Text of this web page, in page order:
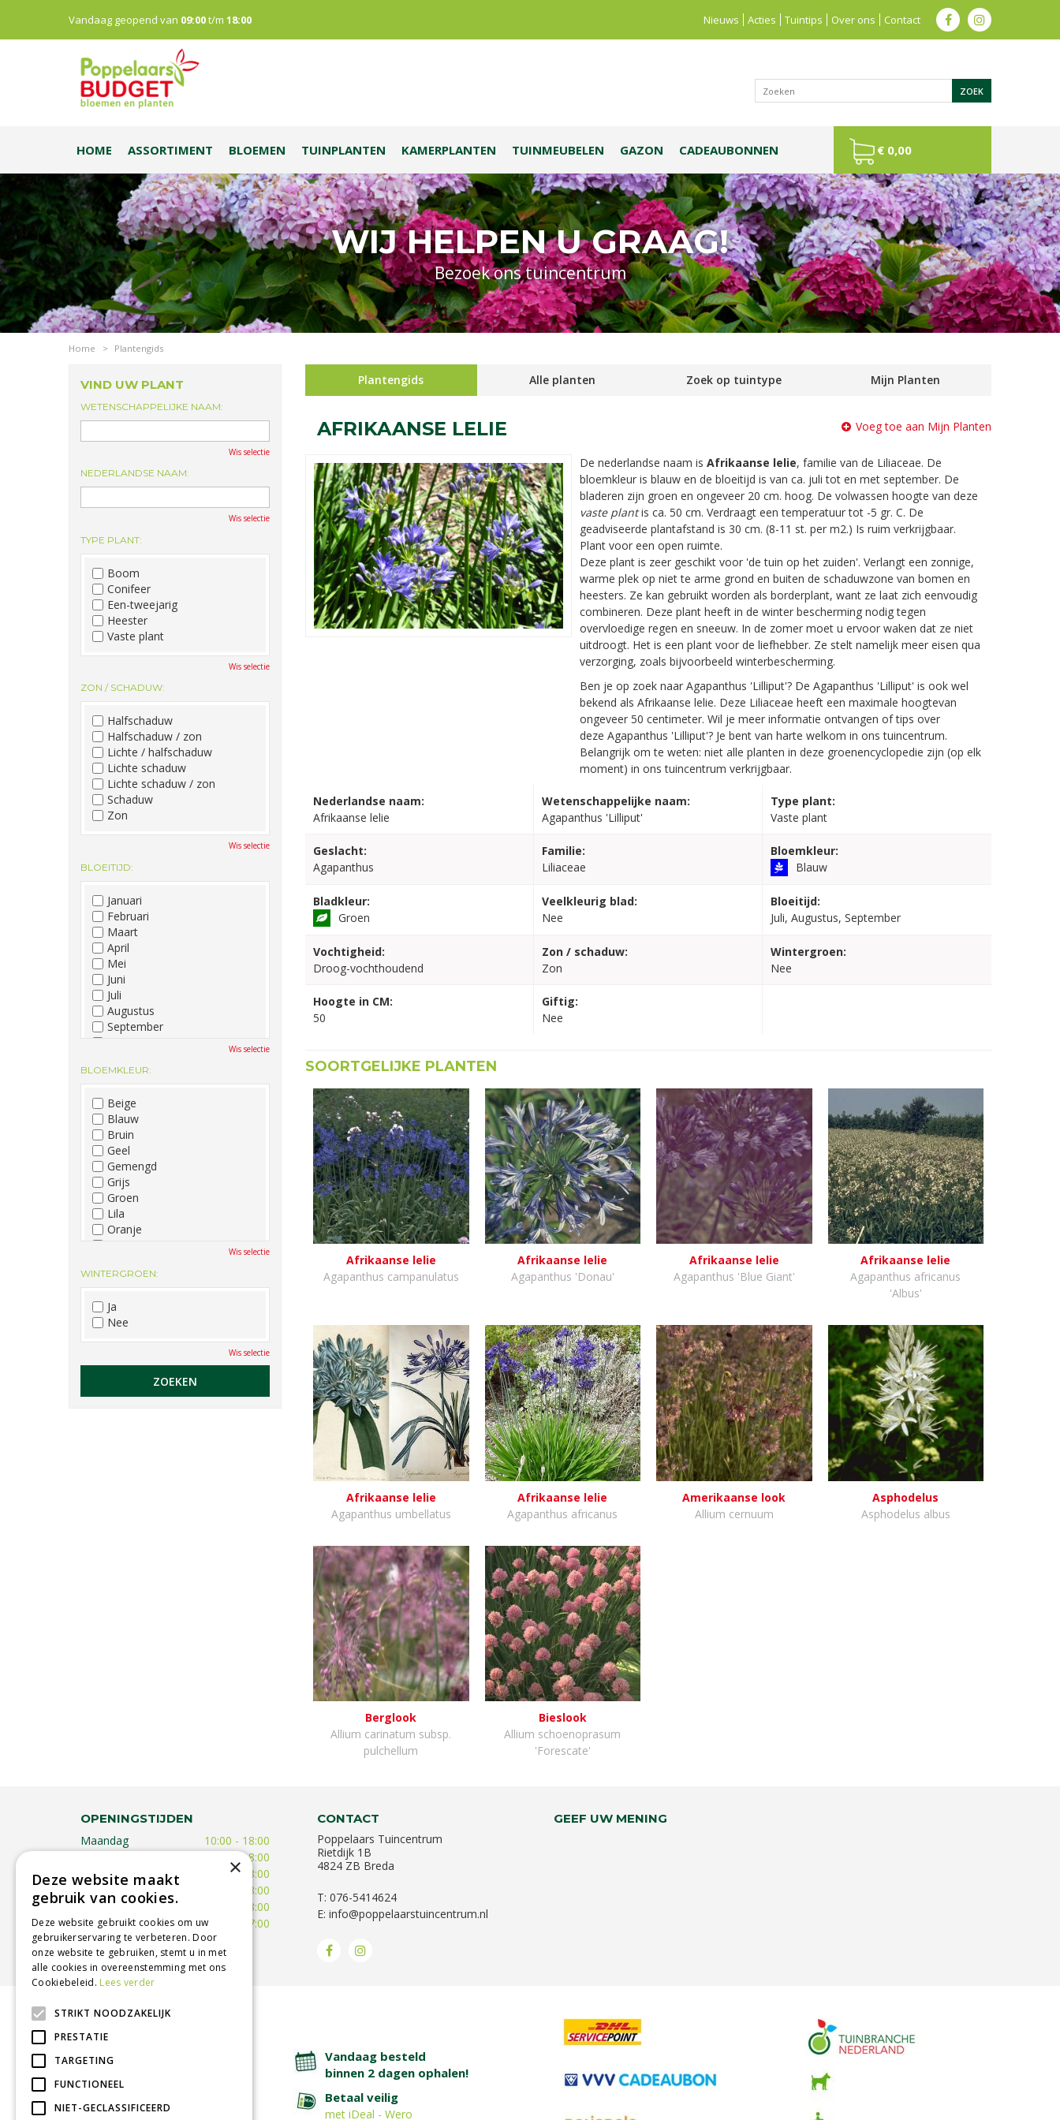
WIJ HELPEN U GRAAG!
Bezoek ons tuincentrum
Home > Plantengids
Vandaag geopend van 09:00t/m 18:00 Nieuws Acties Tuintips Over ons Contact
HOME ASSORTIMENT BLOEMEN TUINPLANTEN KAMERPLANTEN TUINMEUBELEN GAZON CADEAUBONNEN € 0,00
Plantengids Alle planten Zoek op tuintype Mijn Planten
AFRIKAANSE LELIE Voeg toe aan Mijn Planten
De nederlandse naam is Afrikaanse lelie, familie van de Liliaceae. De
bloemkleur is blauw en de bloeitijd is van ca. juli tot en met september. De
bladeren zijn groen en ongeveer 20 cm. hoog. De volwassen hoogte van deze
vaste plantis ca. 50 cm. Verdraagt een temperatuur tot -5 gr. C. De
geadviseerde plantafstand is 30 cm. (8-11 st. per m2.) Is ruim verkrijgbaar.
Plant voor een open ruimte.
Deze plant is zeer geschikt voor 'de tuin op het zuiden'. Verlangt een zonnige,
warme plek op niet te arme grond en buiten de schaduwzone van bomen en
heesters. Ze kan gebruikt worden als borderplant, want ze laat zich eenvoudig
combineren. Deze plant heeft in de winter bescherming nodig tegen
overvloedige regen en sneeuw. In de zomer moet u ervoor waken dat ze niet
uitdroogt. Het is een plant voor de liefhebber. Ze stelt namelijk meer eisen qua
verzorging, zoals bijvoorbeeld winterbescherming.
Ben je op zoek naar Agapanthus 'Lilliput'? De Agapanthus 'Lilliput' is ook wel
bekend als Afrikaanse lelie. Deze Liliaceae heeft een maximale hoogtevan
ongeveer 50 centimeter. Wil je meer informatie ontvangen of tips over
deze Agapanthus 'Lilliput'? Je bent van harte welkom in ons tuincentrum.
Belangrijk om te weten: niet alle planten in deze groenencyclopedie zijn (op elk
moment) in ons tuincentrum verkrijgbaar.
Nederlandse naam:
Afrikaanse lelie
Wetenschappelijke naam:
Agapanthus 'Lilliput'
Type plant:
Vaste plant
Geslacht:
Agapanthus
Familie:
Liliaceae
Bloemkleur:
Blauw
Bladkleur:
Groen
Veelkleurig blad:
Nee
Bloeitijd:
Juli, Augustus, September
Vochtigheid:
Droog-vochthoudend
Zon / schaduw:
Zon
Wintergroen:
Nee
Hoogte in CM:
50
Giftig:
Nee
SOORTGELIJKE PLANTEN
Afrikaanse lelie
Agapanthus campanulatus
Afrikaanse lelie
Agapanthus 'Donau'
Afrikaanse lelie
Agapanthus 'Blue Giant'
Afrikaanse lelie
Agapanthus africanus
'Albus'
Afrikaanse lelie
Agapanthus umbellatus
Afrikaanse lelie
Agapanthus africanus
Amerikaanse look
Allium cernuum
Asphodelus
Asphodelus albus
Berglook
Allium carinatum subsp.
pulchellum
Bieslook
Allium schoenoprasum
'Forescate'
VIND UW PLANT
WETENSCHAPPELIJKE NAAM:
Wis selectie
NEDERLANDSE NAAM:
Wis selectie
TYPE PLANT:
Boom
Conifeer
Een-tweejarig
Heester
Vaste plant
Wis selectie
ZON / SCHADUW:
Halfschaduw
Halfschaduw / zon
Lichte / halfschaduw
Lichte schaduw
Lichte schaduw / zon
Schaduw
Zon
Wis selectie
BLOEITIJD:
Januari
Februari
Maart
April
Mei
Juni
Juli
Augustus
September
December
Wis selectie
BLOEMKLEUR:
Beige
Blauw
Bruin
Geel
Gemengd
Grijs
Groen
Lila
Oranje
Roze
Wit
Zwart
Wis selectie
WINTERGROEN:
Ja
Nee
Wis selectie
OPENINGSTIJDEN
Maandag
10:00 - 18:00
09:30 - 18:00
Woensdag
09:30 - 18:00
Donderdag
09:30 - 18:00
Vrijdag
09:00 - 18:00
Zaterdag
09:00 - 17:00
Toon alle openingstijden
CONTACT
Poppelaars Tuincentrum
Rietdijk 1B
4824 ZB Breda
T: 076-5414624
E: info@poppelaarstuincentrum.nl
GEEF UW MENING
BETROUWBARE SERVICE
Lage verzendkosten
Vandaag besteld
binnen 2 dagen ophalen!
Betaal veilig
met iDeal - Wero
×
Deze website maakt
gebruik van cookies.
Deze website gebruikt cookies om uw
gebruikerservaring te verbeteren. Door
onze website te gebruiken, stemt u in met
alle cookies in overeenstemming met ons
Cookiebeleid. Lees verder
STRIKT NOODZAKELIJK
PRESTATIE
TARGETING
FUNCTIONEEL
NIET-GECLASSIFICEERD